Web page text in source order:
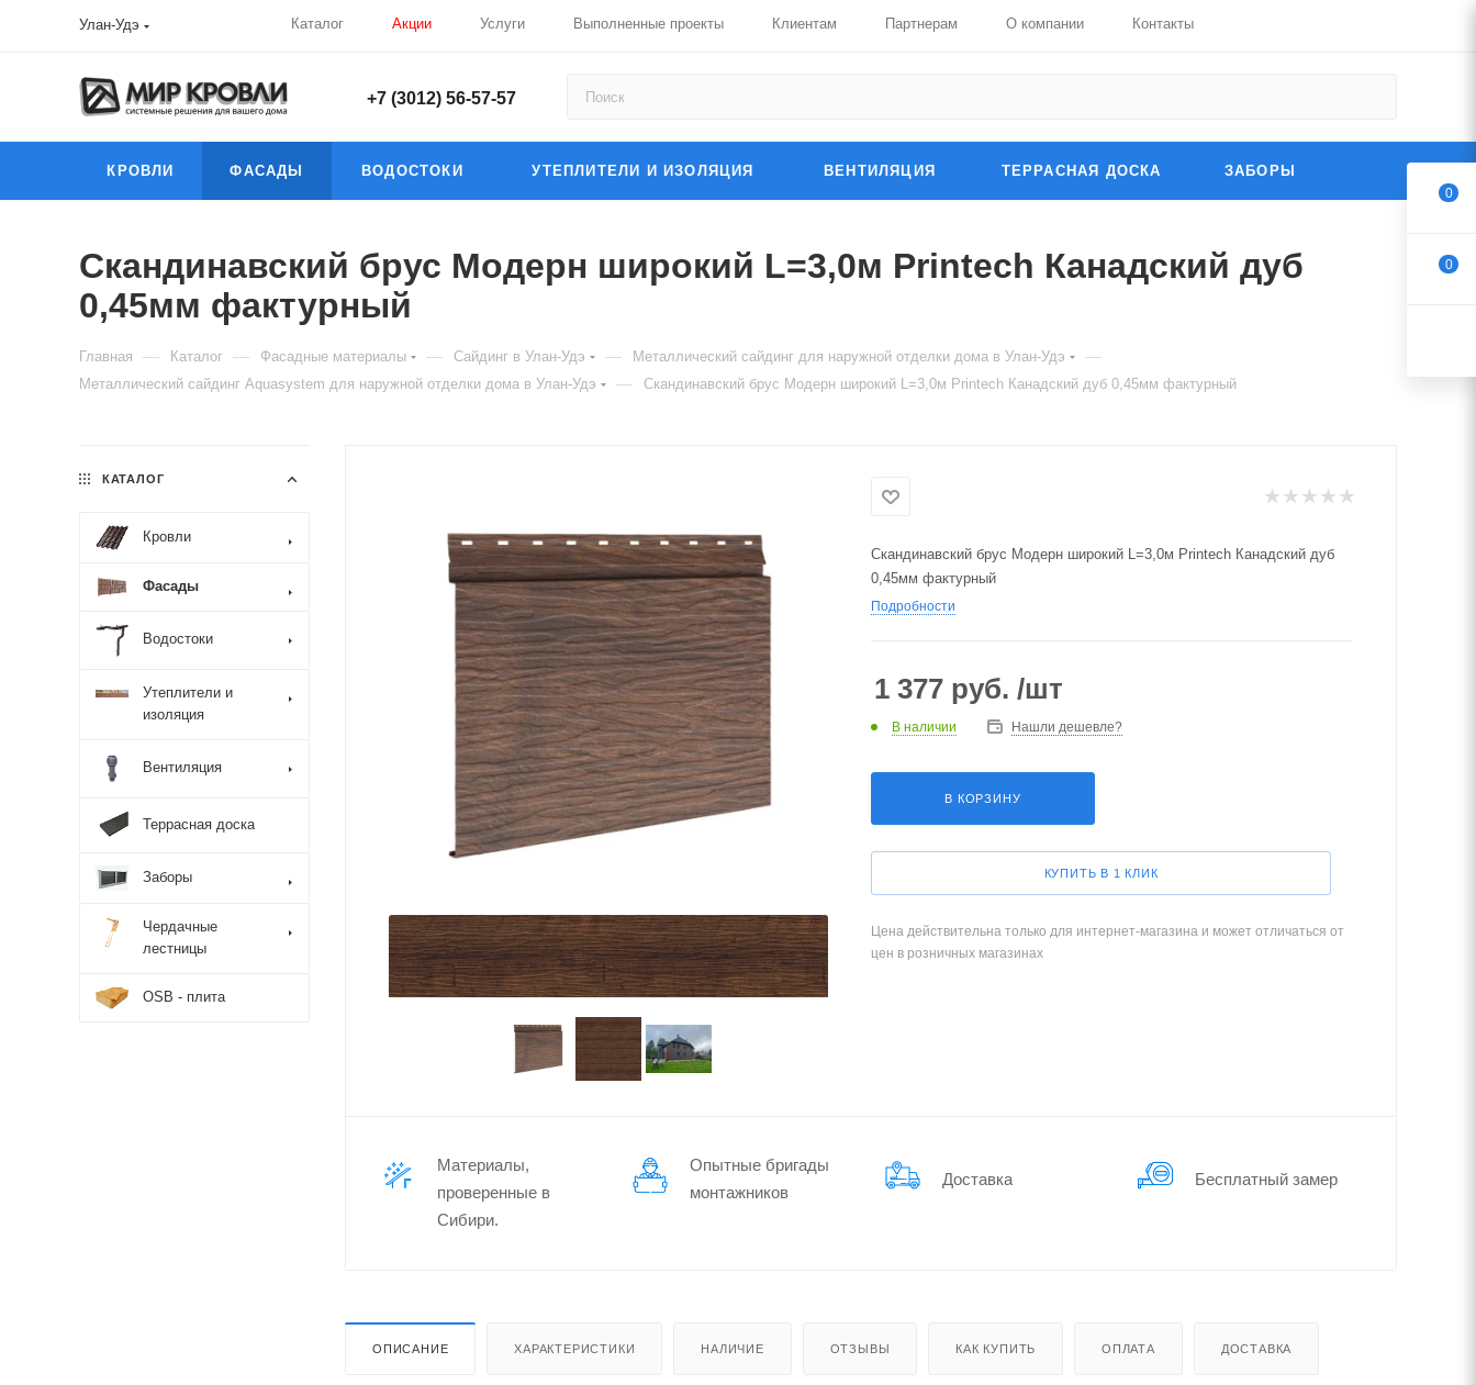
Улан-Удэ Каталог Акции Услуги Выполненные проекты Клиентам Партнерам О компании Контакты
+7 (3012) 56-57-57
КРОВЛИ ФАСАДЫ ВОДОСТОКИ УТЕПЛИТЕЛИ И ИЗОЛЯЦИЯ ВЕНТИЛЯЦИЯ ТЕРРАСНАЯ ДОСКА ЗАБОРЫ
Скандинавский брус Модерн широкий L=3,0м Printech Канадский дуб
0,45мм фактурный
Главная — Каталог — Фасадные материалы — Сайдинг в Улан-Удэ — Металлический сайдинг для наружной отделки дома в Улан-Удэ —
Металлический сайдинг Aquasystem для наружной отделки дома в Улан-Удэ — Скандинавский брус Модерн широкий L=3,0м Printech Канадский дуб 0,45мм фактурный
Скандинавский брус Модерн широкий L=3,0м Printech Канадский дуб
0,45мм фактурный
Подробности
1 377 руб. /шт
В наличии Нашли дешевле?
В КОРЗИНУ
КУПИТЬ В 1 КЛИК
Цена действительна только для интернет-магазина и может отличаться от
цен в розничных магазинах
Материалы,
проверенные в
Сибири.
Опытные бригады
монтажников
Доставка Бес­плат­ный замер
ОПИСАНИЕ ХАРАКТЕРИСТИКИ НАЛИЧИЕ ОТЗЫВЫ КАК КУПИТЬ ОПЛАТА ДОСТАВКА
КАТАЛОГ
Кровли
Фасады
Водостоки
Утеплители и
изоляция
Вентиляция
Террасная доска
Заборы
Чердачные
лестницы
OSB - плита
0
0